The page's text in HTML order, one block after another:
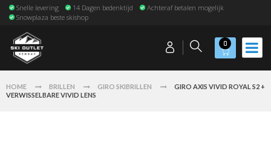
Snelle levering 14 Dagen bedenktijd
Achteraf betalen mogelijk
Snowplaza beste skishop
0
HOME BRILLEN GIRO SKIBRILLEN
GIRO AXIS VIVID ROYAL S2 +
VERWISSELBARE VIVID LENS